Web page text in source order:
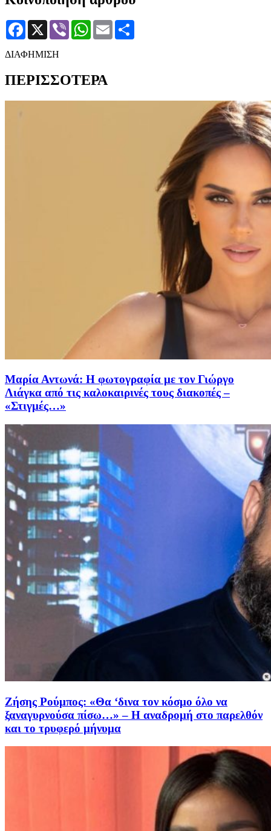
Facebook
X Viber WhatsApp
Email
ΔΙΑΦΗΜΙΣΗ
ΠΕΡΙΣΣΟΤΕΡΑ
Μαρία Αντωνά: Η φωτογραφία με τον Γιώργο
Λιάγκα από τις καλοκαιρινές τους διακοπές –
«Στιγμές…»
Ζήσης Ρούμπος: «Θα ‘δινα τον κόσμο όλο να
ξαναγυρνούσα πίσω…» – Η αναδρομή στο παρελθόν
και το τρυφερό μήνυμα